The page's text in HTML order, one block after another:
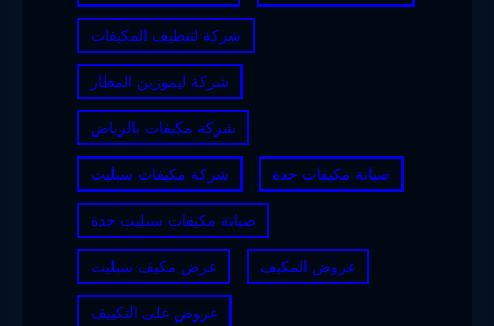
شركة لتنظيف المكيفات
شركة ليموزين المطار
شركة مكيفات بالرياض
شركة مكيفات سبليت صيانة مكيفات جدة
صيانة مكيفات سبليت جدة
عرض مكيف سبليت عروض المكيف
عروض على التكييف